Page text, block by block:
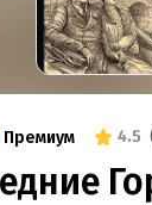
Премиум 4.5